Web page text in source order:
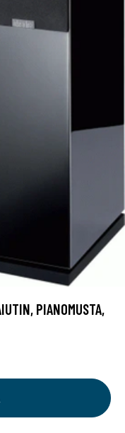
PIANOMUSTA,